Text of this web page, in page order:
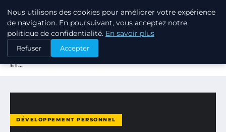
TUEZ-LES TOUS
ACCUEIL
DÉVELOPPEMENT PERSONNEL
DÉMYSTIFIER L’ENTREPRENEUR-HÉROS : ENTRE LÉGENDE
ET…
DÉVELOPPEMENT PERSONNEL
Nous utilisons des cookies pour améliorer votre expérience
de navigation. En poursuivant, vous acceptez notre
politique de confidentialité. En savoir plus
Refuser Accepter